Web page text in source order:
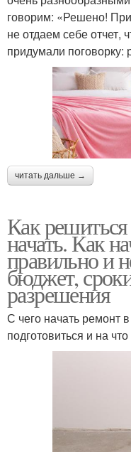
говорим: «Решено!
не отдаем себе отчет,
придумали
читать дальше →
Как
начать. Как
правильно и
бюджет,
разрешения
С чего начать ремонт
подготовиться и на